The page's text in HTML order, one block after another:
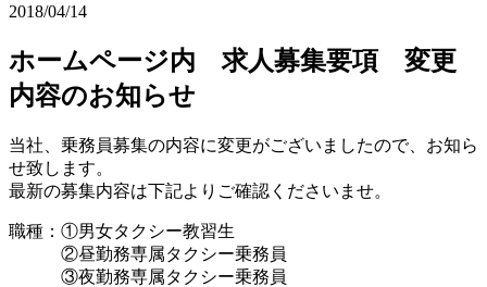
2018/04/14
ホームページ内 求人募集要項 変更
内容のお知らせ
当社、乗務員募集の内容に変更がございましたので、お知ら
せ致します。
最新の募集内容は下記よりご確認くださいませ。
職種：①男女タクシー教習生
②昼勤務専属タクシー乗務員
③夜勤務専属タクシー乗務員